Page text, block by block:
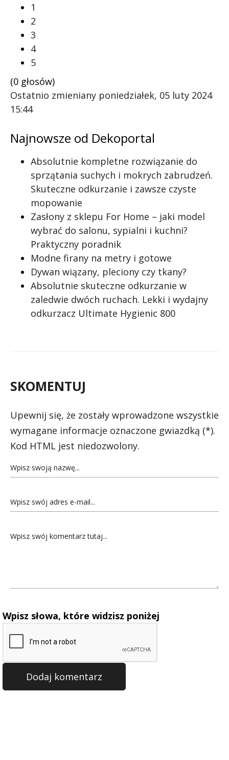
1
2
3
4
5
(0 głosów)
Ostatnio zmieniany poniedziałek, 05 luty 2024
15:44
Najnowsze od Dekoportal
Absolutnie kompletne rozwiązanie do
sprzątania suchych i mokrych zabrudzeń.
Skuteczne odkurzanie i zawsze czyste
mopowanie
Zasłony z sklepu For Home – jaki model
wybrać do salonu, sypialni i kuchni?
Praktyczny poradnik
Modne firany na metry i gotowe
Dywan wiązany, pleciony czy tkany?
Absolutnie skuteczne odkurzanie w
zaledwie dwóch ruchach. Lekki i wydajny
odkurzacz Ultimate Hygienic 800
SKOMENTUJ
Upewnij się, że zostały wprowadzone wszystkie
wymagane informacje oznaczone gwiazdką (*).
Kod HTML jest niedozwolony.
Wpisz słowa, które widzisz poniżej